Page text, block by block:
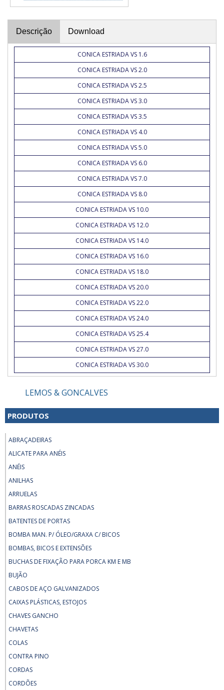
Descrição Download
CONICA ESTRIADA VS 1.6
CONICA ESTRIADA VS 2.0
CONICA ESTRIADA VS 2.5
CONICA ESTRIADA VS 3.0
CONICA ESTRIADA VS 3.5
CONICA ESTRIADA VS 4.0
CONICA ESTRIADA VS 5.0
CONICA ESTRIADA VS 6.0
CONICA ESTRIADA VS 7.0
CONICA ESTRIADA VS 8.0
CONICA ESTRIADA VS 10.0
CONICA ESTRIADA VS 12.0
CONICA ESTRIADA VS 14.0
CONICA ESTRIADA VS 16.0
CONICA ESTRIADA VS 18.0
CONICA ESTRIADA VS 20.0
CONICA ESTRIADA VS 22.0
CONICA ESTRIADA VS 24.0
CONICA ESTRIADA VS 25.4
CONICA ESTRIADA VS 27.0
CONICA ESTRIADA VS 30.0
LEMOS & GONCALVES
PRODUTOS
ABRAÇADEIRAS
ALICATE PARA ANÉIS
ANÉIS
ANILHAS
ARRUELAS
BARRAS ROSCADAS ZINCADAS
BATENTES DE PORTAS
BOMBA MAN. P/ ÓLEO/GRAXA C/ BICOS
BOMBAS, BICOS E EXTENSÕES
BUCHAS DE FIXAÇÃO PARA PORCA KM E MB
BUJÃO
CABOS DE AÇO GALVANIZADOS
CAIXAS PLÁSTICAS, ESTOJOS
CHAVES GANCHO
CHAVETAS
COLAS
CONTRA PINO
CORDAS
CORDÕES